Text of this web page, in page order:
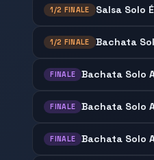
1/2 FINALE Salsa Solo
1/2 FINALE Bachata
FINALE Bachata Solo
FINALE Bachata Solo
FINALE Bachata Solo